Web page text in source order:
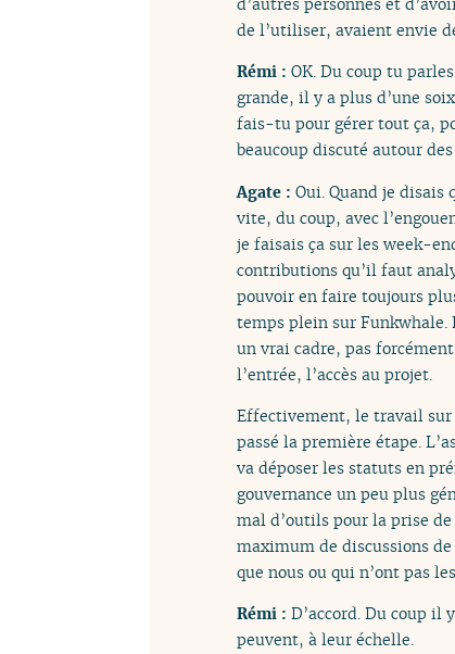
de l’utiliser, avaient envie
Rémi : OK. Du coup tu
grande, il y a plus d’une
fais-tu pour gérer tout ça,
beaucoup discuté autour
Agate : Oui. Quand je disais
vite, du coup, avec
je faisais ça sur les week-
contributions qu’il faut
pouvoir en faire toujours
temps plein sur Funkwhale.
un vrai cadre, pas
l’entrée, l’accès au projet.
Effectivement, le travail sur
passé la première étape.
va déposer les statuts en
gouvernance un peu plus
mal d’outils pour la prise
maximum de discussions
que nous ou qui n’ont pas
Rémi : D’accord. Du coup
peuvent, à leur échelle.